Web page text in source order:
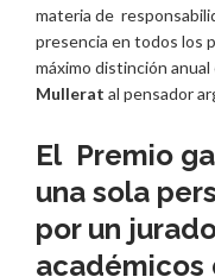
materia de
presencia en todos los
máximo distinción
Mullerat al pensador
El Premio
una sola
por un
académicos